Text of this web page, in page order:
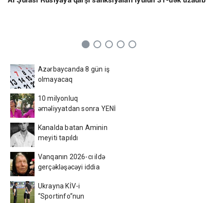
Azərbaycanda 8 gün iş
olmayacaq
10 milyonluq
əməliyyatdan sonra YENİ
FOTOLAR
Kanalda batan Aminin
meyiti tapıldı
Vanqanın 2026-cı ildə
gerçəkləşəcəyi iddia
var?
Ukrayna KİV-i
“Sportinfo“nun